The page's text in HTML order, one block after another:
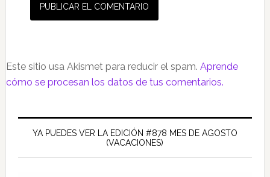
Este sitio usa Akismet para reducir el spam. Aprende
cómo se procesan los datos de tus comentarios.
Barra
lateral
principal
YA PUEDES VER LA EDICIÓN #878 MES DE AGOSTO
(VACACIONES)